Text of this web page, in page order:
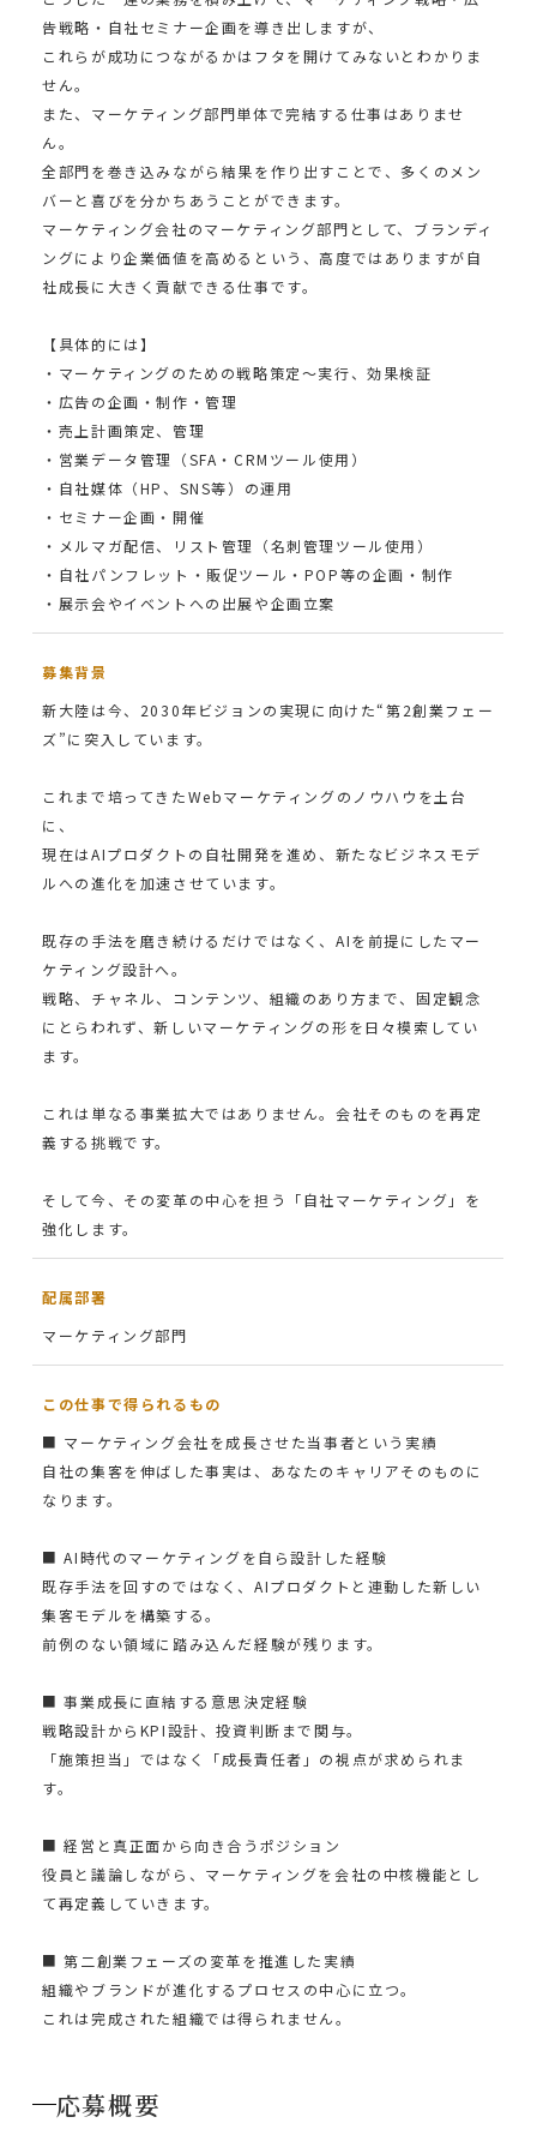
告戦略・自社セミナー企画を導き出しますが、
これらが成功につながるかはフタを開けてみないとわかりま
せん。
また、マーケティング部門単体で完結する仕事はありませ
ん。
全部門を巻き込みながら結果を作り出すことで、多くのメン
バーと喜びを分かちあうことができます。
マーケティング会社のマーケティング部門として、ブランディ
ングにより企業価値を高めるという、高度ではありますが自
社成長に大きく貢献できる仕事です。
【具体的には】
・マーケティングのための戦略策定〜実行、効果検証
・広告の企画・制作・管理
・売上計画策定、管理
・営業データ管理（SFA・CRMツール使用）
・自社媒体（HP、SNS等）の運用
・セミナー企画・開催
・メルマガ配信、リスト管理（名刺管理ツール使用）
・自社パンフレット・販促ツール・POP等の企画・制作
・展示会やイベントへの出展や企画立案
募集背景
新大陸は今、2030年ビジョンの実現に向けた“第2創業フェー
ズ”に突入しています。
これまで培ってきたWebマーケティングのノウハウを土台
に、
現在はAIプロダクトの自社開発を進め、新たなビジネスモデ
ルへの進化を加速させています。
既存の手法を磨き続けるだけではなく、AIを前提にしたマー
ケティング設計へ。
戦略、チャネル、コンテンツ、組織のあり方まで、固定観念
にとらわれず、新しいマーケティングの形を日々模索してい
ます。
これは単なる事業拡大ではありません。会社そのものを再定
義する挑戦です。
そして今、その変革の中心を担う「自社マーケティング」を
強化します。
配属部署
マーケティング部門
この仕事で得られるもの
■ マーケティング会社を成長させた当事者という実績
自社の集客を伸ばした事実は、あなたのキャリアそのものに
なります。
■ AI時代のマーケティングを自ら設計した経験
既存手法を回すのではなく、AIプロダクトと連動した新しい
集客モデルを構築する。
前例のない領域に踏み込んだ経験が残ります。
■ 事業成長に直結する意思決定経験
戦略設計からKPI設計、投資判断まで関与。
「施策担当」ではなく「成長責任者」の視点が求められま
す。
■ 経営と真正面から向き合うポジション
役員と議論しながら、マーケティングを会社の中核機能とし
て再定義していきます。
■ 第二創業フェーズの変革を推進した実績
組織やブランドが進化するプロセスの中心に立つ。
これは完成された組織では得られません。
応募概要